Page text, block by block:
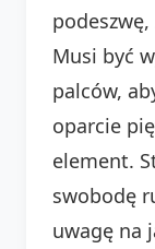
Musi być
palców,
oparcie
element.
swobodę
uwagę na